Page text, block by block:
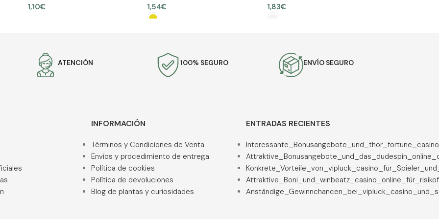
1,10€
1,54€ 1,83€
ATENCIÓN 100% SEGURO ENVÍO SEGURO
INFORMACIÓN
Términos y Condiciones de Venta
Envíos y procedimiento de entrega
Política de cookies
Política de devoluciones
Blog de plantas y curiosidades
ENTRADAS RECIENTES